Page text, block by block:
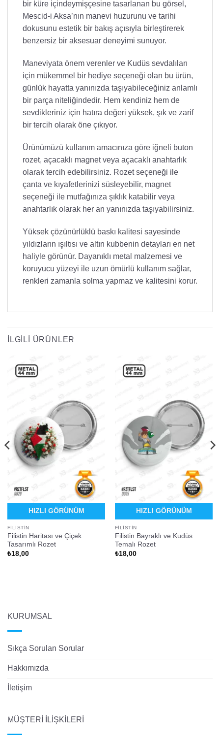
bir küre içindeymişçesine tasarlanan bu görsel,
Mescid-i Aksa’nın manevi huzurunu ve tarihi
dokusunu estetik bir bakış açısıyla birleştirerek
benzersiz bir aksesuar deneyimi sunuyor.
Maneviyata önem verenler ve Kudüs sevdalıları
için mükemmel bir hediye seçeneği olan bu ürün,
günlük hayatta yanınızda taşıyabileceğiniz anlamlı
bir parça niteliğindedir. Hem kendiniz hem de
sevdikleriniz için hatıra değeri yüksek, şık ve zarif
bir tercih olarak öne çıkıyor.
Ürünümüzü kullanım amacınıza göre iğneli buton
rozet, açacaklı magnet veya açacaklı anahtarlık
olarak tercih edebilirsiniz. Rozet seçeneği ile
çanta ve kıyafetlerinizi süsleyebilir, magnet
seçeneği ile mutfağınıza şıklık katabilir veya
anahtarlık olarak her an yanınızda taşıyabilirsiniz.
Yüksek çözünürlüklü baskı kalitesi sayesinde
yıldızların ışıltısı ve altın kubbenin detayları en net
haliyle görünür. Dayanıklı metal malzemesi ve
koruyucu yüzeyi ile uzun ömürlü kullanım sağlar,
renkleri zamanla solma yapmaz ve kalitesini korur.
İLGILI ÜRÜNLER
HIZLI GÖRÜNÜM
FILISTIN
Filistin Haritası ve Çiçek
Tasarımlı Rozet
₺18,00
HIZLI GÖRÜNÜM
FILISTIN
Filistin Bayraklı ve Kudüs
Temalı Rozet
₺18,00
KURUMSAL
Sıkça Sorulan Sorular
Hakkımızda
İletişim
MÜŞTERİ İLİŞKİLERİ